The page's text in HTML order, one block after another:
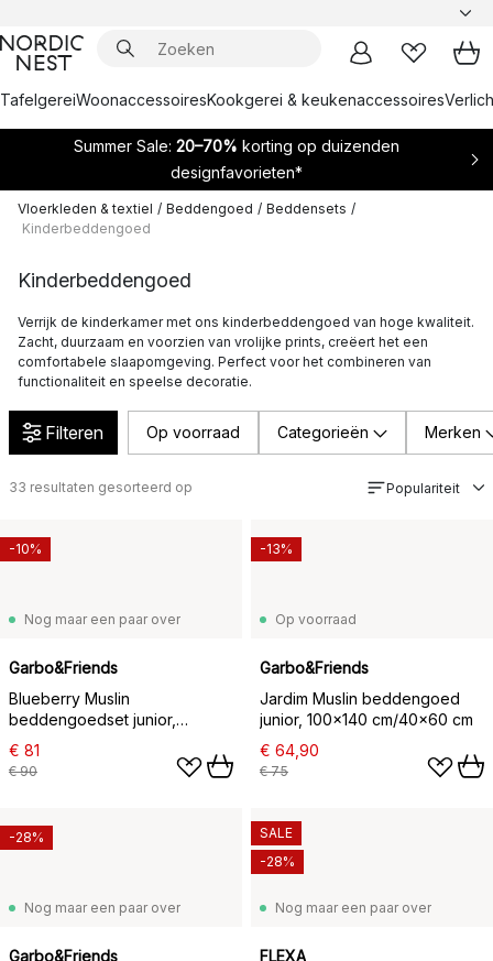
TafelgereiWoonaccessoiresKookgerei & keukenaccessoires
Summer Sale: 20–70% korting op duizenden
designfavorieten*
Vloerkleden & textiel / Beddengoed / Beddensets /
Kinderbeddengoed
Kinderbeddengoed
Verrijk de kinderkamer met ons kinderbeddengoed van hoge kwaliteit.
Zacht, duurzaam en voorzien van vrolijke prints, creëert het een
comfortabele slaapomgeving. Perfect voor het combineren van
functionaliteit en speelse decoratie.
Filteren Op voorraad Categorieën Merken
33 resultaten gesorteerd op Populariteit
Nog maar een paar over
Garbo&Friends
Blueberry Muslin
beddengoedset junior,
100x140 cm/40x60 cm
€ 81
€ 90
-10%
Op voorraad
Garbo&Friends
Jardim Muslin beddengoed
junior, 100x140 cm/40x60 cm
€ 64,90
€ 75
-13%
Nog maar een paar over
Garbo&Friends
-28%
Nog maar een paar over
FLEXA
SALE
-28%